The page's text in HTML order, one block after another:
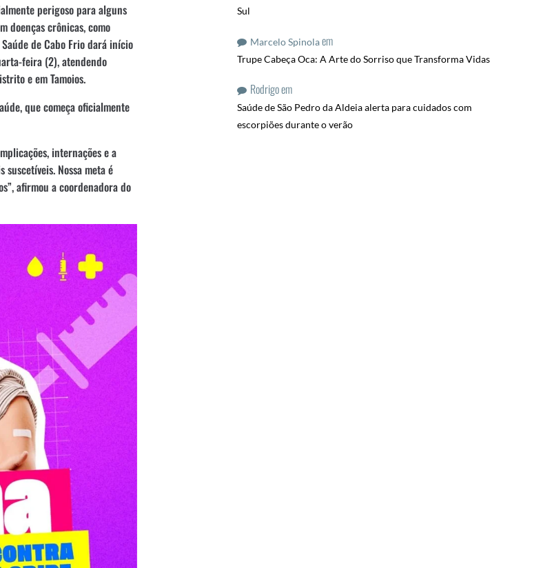
perigoso para alguns
doenças crônicas, como
de Cabo Frio dará início
feira (2), atendendo
e em Tamoios.
que começa oficialmente
internações e a
Nossa meta é
afirmou a coordenadora do
Sul
Marcelo Spinolaem
Trupe Cabeça Oca: A Arte do Sorriso que Transforma Vidas
Rodrigoem
Saúde de São Pedro da Aldeia alerta para cuidados com
escorpiões durante o verão